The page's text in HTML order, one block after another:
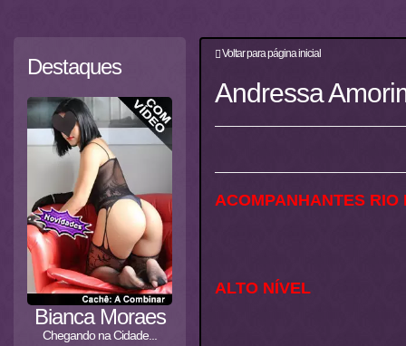
Destaques
Bianca Moraes
Chegando na Cidade...
Voltar para página inicial
Andressa
ACOMPANHANTES RIO
ALTO NÍVEL